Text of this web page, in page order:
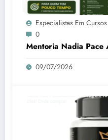
Especialistas Em
0
Mentoria Nadia Pace
09/07/2026